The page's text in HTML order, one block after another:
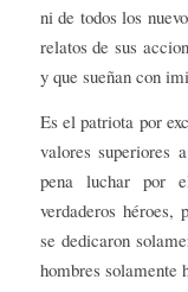
ni de todos los
relatos de sus
y que sueñan con
Es el patriota por
valores
pena luchar por
verdaderos héroes,
se dedicaron
hombres solamente